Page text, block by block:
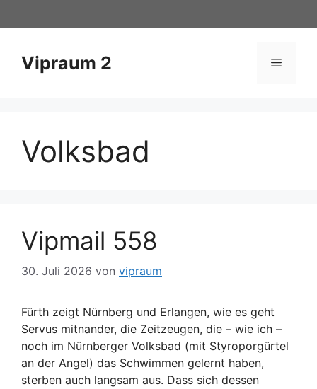
Inhalt
Vipraum 2 Menü
Volksbad
Vipmail 558
30. Juli 2026 von vipraum
Fürth zeigt Nürnberg und Erlangen, wie es geht
Servus mitnander, die Zeitzeugen, die – wie ich –
noch im Nürnberger Volksbad (mit Styroporgürtel
an der Angel) das Schwimmen gelernt haben,
sterben auch langsam aus. Dass sich dessen